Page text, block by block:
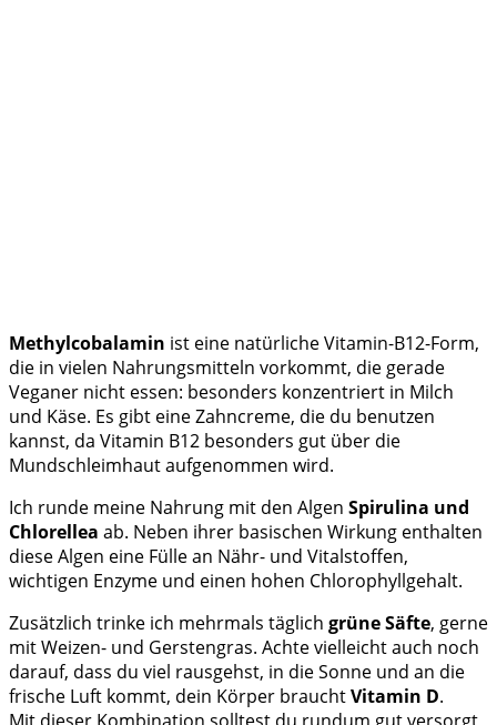
Methylcobalamin ist eine natürliche Vitamin-B12-Form,
die in vielen Nahrungsmitteln vorkommt, die gerade
Veganer nicht essen: besonders konzentriert in Milch
und Käse. Es gibt eine Zahncreme, die du benutzen
kannst, da Vitamin B12 besonders gut über die
Mundschleimhaut aufgenommen wird.
Ich runde meine Nahrung mit den Algen Spirulina und
Chlorellea ab. Neben ihrer basischen Wirkung enthalten
diese Algen eine Fülle an Nähr- und Vitalstoffen,
wichtigen Enzyme und einen hohen Chlorophyllgehalt.
Zusätzlich trinke ich mehrmals täglich grüne Säfte, gerne
mit Weizen- und Gerstengras. Achte vielleicht auch noch
darauf, dass du viel rausgehst, in die Sonne und an die
frische Luft kommt, dein Körper brauchtVitamin D.